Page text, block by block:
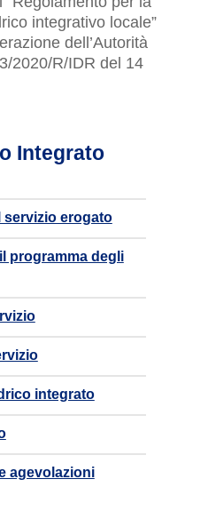
integrativo locale”
dell’Autorità
2020/R/IDR del 14
Integrato
servizio erogato
programma degli
integrato
agevolazioni